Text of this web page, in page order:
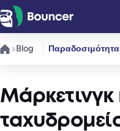
Μετάβαση
στο
περιεχόμενο
Blog Παραδοσιμότητα
Μάρκετινγκ